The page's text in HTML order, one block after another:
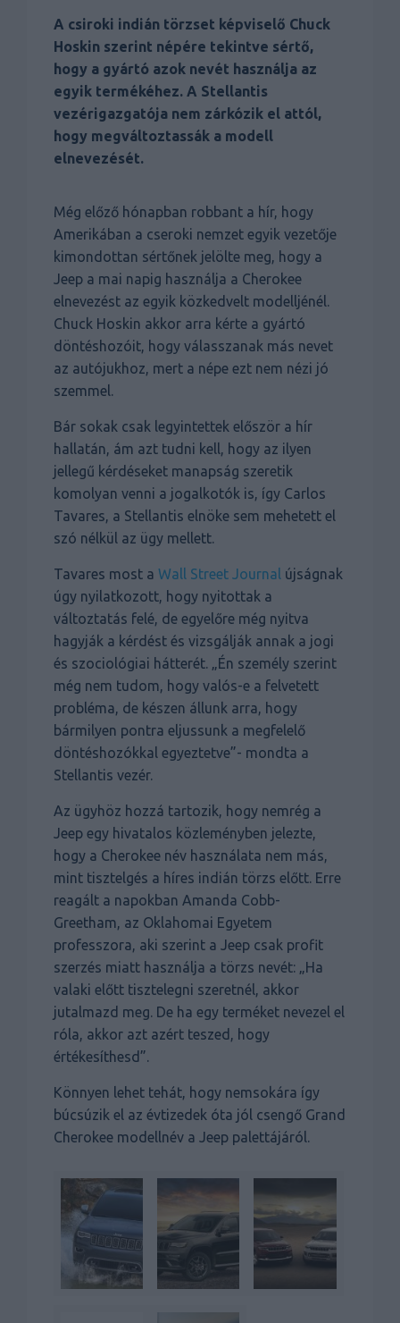
A csiroki indián törzset képviselő Chuck
Hoskin szerint népére tekintve sértő,
hogy a gyártó azok nevét használja az
egyik termékéhez. A Stellantis
vezérigazgatója nem zárkózik el attól,
hogy megváltoztassák a modell
elnevezését.
Még előző hónapban robbant a hír, hogy
Amerikában a cseroki nemzet egyik vezetője
kimondottan sértőnek jelölte meg, hogy a
Jeep a mai napig használja a Cherokee
elnevezést az egyik közkedvelt modelljénél.
Chuck Hoskin akkor arra kérte a gyártó
döntéshozóit, hogy válasszanak más nevet
az autójukhoz, mert a népe ezt nem nézi jó
szemmel.
Bár sokak csak legyintettek először a hír
hallatán, ám azt tudni kell, hogy az ilyen
jellegű kérdéseket manapság szeretik
komolyan venni a jogalkotók is, így Carlos
Tavares, a Stellantis elnöke sem mehetett el
szó nélkül az ügy mellett.
Tavares most a Wall Street Journal újságnak
úgy nyilatkozott, hogy nyitottak a
változtatás felé, de egyelőre még nyitva
hagyják a kérdést és vizsgálják annak a jogi
és szociológiai hátterét. „Én személy szerint
még nem tudom, hogy valós-e a felvetett
probléma, de készen állunk arra, hogy
bármilyen pontra eljussunk a megfelelő
döntéshozókkal egyeztetve”- mondta a
Stellantis vezér.
Az ügyhöz hozzá tartozik, hogy nemrég a
Jeep egy hivatalos közleményben jelezte,
hogy a Cherokee név használata nem más,
mint tisztelgés a híres indián törzs előtt. Erre
reagált a napokban Amanda Cobb-
Greetham, az Oklahomai Egyetem
professzora, aki szerint a Jeep csak profit
szerzés miatt használja a törzs nevét: „Ha
valaki előtt tisztelegni szeretnél, akkor
jutalmazd meg. De ha egy terméket nevezel el
róla, akkor azt azért teszed, hogy
értékesíthesd”.
Könnyen lehet tehát, hogy nemsokára így
búcsúzik el az évtizedek óta jól csengő Grand
Cherokee modellnév a Jeep palettájáról.